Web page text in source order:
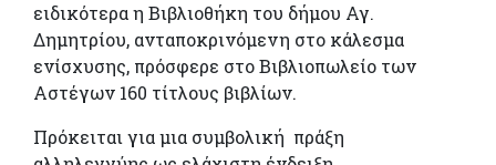
ειδικότερα η Βιβλιοθήκη του δήμου Αγ.
Δημητρίου, ανταποκρινόμενη στο κάλεσμα
ενίσχυσης, πρόσφερε στο Βιβλιοπωλείο των
Αστέγων 160 τίτλους βιβλίων.
Πρόκειται για μια συμβολική πράξη